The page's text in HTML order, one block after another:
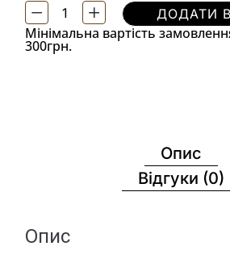
ДОДАТИ
Мінімальна вартість
300грн.
Опис
Відгуки (0)
Опис